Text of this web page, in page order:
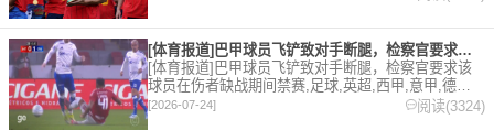
最新的足球，篮球体育资讯。
[体育报道]巴甲球员飞铲致对手断腿，检察官要求该球员在伤者缺
[体育报道]巴甲球员飞铲致对手断腿，检察官要求该
球员在伤者缺战期间禁赛,足球,英超,西甲,意甲,德甲,
法甲,五洲,巴甲。欢迎收藏本站，24小时为你更新最
新的足球，篮球体育资讯。
[2026-07-24] 阅读(3324)